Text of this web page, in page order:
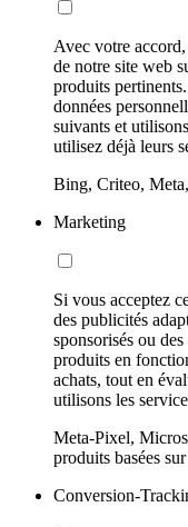
Avec votre
de notre site web
produits
données
suivants et
utilisez déjà leurs
Bing, Criteo,
Marketing
Si vous acceptez
des publicités
sponsorisés ou
produits en
achats, tout en
utilisons les
Meta-Pixel,
produits basées
Conversion-